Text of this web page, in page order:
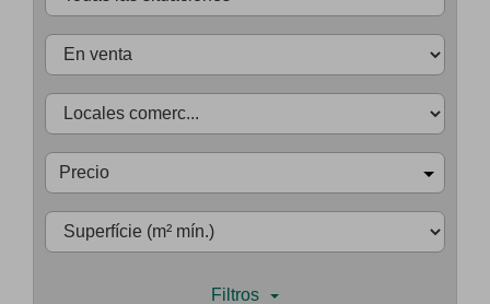
Precio
Filtros